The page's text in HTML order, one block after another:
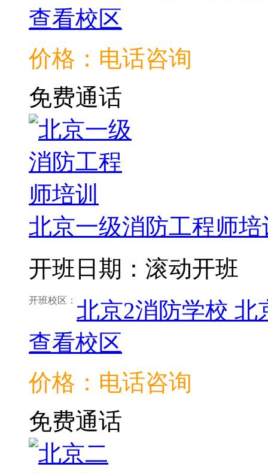
查看校区
价格：电话咨询
免费通话
北京一级消防工程师培
开班日期：滚动开班
开班校区： 北京2消防学校 北
查看校区
价格：电话咨询
免费通话